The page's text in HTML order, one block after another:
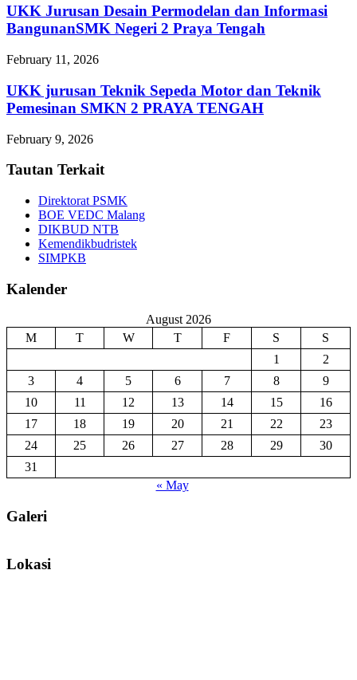
UKK Jurusan Desain Permodelan dan Informasi
BangunanSMK Negeri 2 Praya Tengah
February 11, 2026
UKK jurusan Teknik Sepeda Motor dan Teknik
Pemesinan SMKN 2 PRAYA TENGAH
February 9, 2026
Tautan Terkait
Direktorat PSMK
BOE VEDC Malang
DIKBUD NTB
Kemendikbudristek
SIMPKB
Kalender
August 2026
M
T W T F S
S
1
2
3
4 5 6 7 8
9
10
11 12 13 14 15
16
17
18 19 20 21 22
23
24
25 26 27 28 29
30
31
« May
Galeri
Lokasi